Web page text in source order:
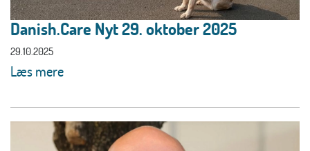
Danish.Care Nyt 29. oktober 2025
29.10.2025
Læs mere